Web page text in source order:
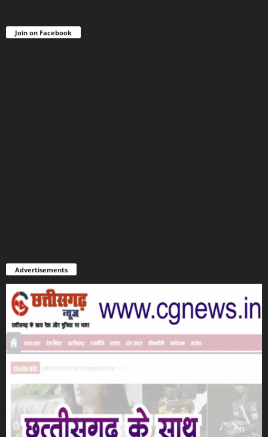
Join on Facebook
Advertisements